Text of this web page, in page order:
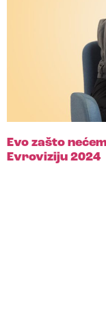
Evo zašto
Evroviziju 2024